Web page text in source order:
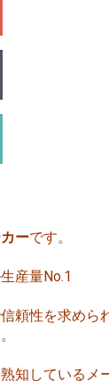
ーです。
産量No.1
頼性を求めら
知しているメ